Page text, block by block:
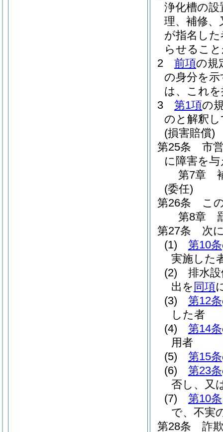
浄化槽の
理、補修
が指名し
らせるこ
2
前項の規
の身分を
は、これ
3
第1項の
のと解釈
(損害賠償)
第25条
市
に障害を
第7章
(委任)
第26条
こ
第8章
第27条
次
(1)
第10条
実施した
(2)
排水
出を 同項
(3)
第12条
した者
(4)
第14条
用者
(5)
第15条
(6)
第23条
否し、又
(7)
第10条
で、不実
第28条
詐